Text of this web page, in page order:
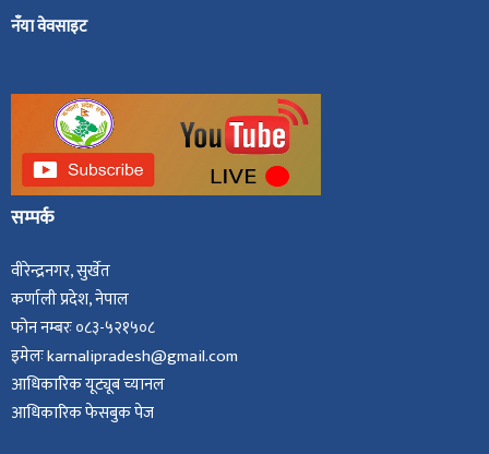
नँया वेवसाइट
सम्पर्क
वीरेन्द्रनगर, सुर्खेत
कर्णाली प्रदेश, नेपाल
फोन नम्बरः ०८३-५२१५०८
इमेलः karnalipradesh@gmail.com
आधिकारिक यूट्यूब च्यानल
आधिकारिक फेसबुक पेज